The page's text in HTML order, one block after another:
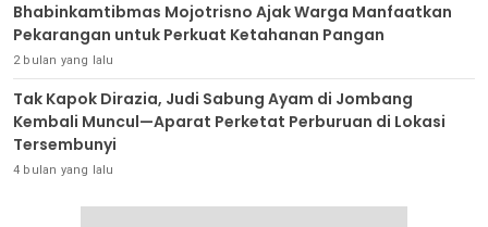
Bhabinkamtibmas Mojotrisno Ajak Warga Manfaatkan
Pekarangan untuk Perkuat Ketahanan Pangan
2 bulan yang lalu
Tak Kapok Dirazia, Judi Sabung Ayam di Jombang
Kembali Muncul—Aparat Perketat Perburuan di Lokasi
Tersembunyi
4 bulan yang lalu